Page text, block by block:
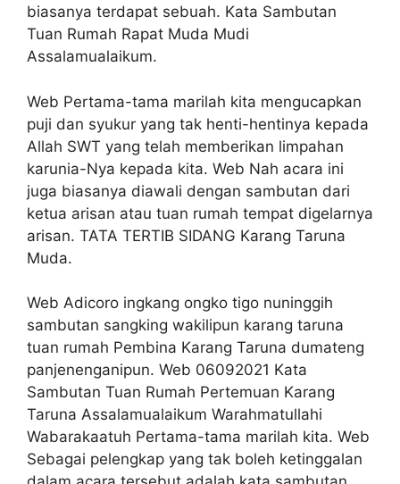
biasanya terdapat sebuah. Kata Sambutan
Tuan Rumah Rapat Muda Mudi
Assalamualaikum.
Web Pertama-tama marilah kita mengucapkan
puji dan syukur yang tak henti-hentinya kepada
Allah SWT yang telah memberikan limpahan
karunia-Nya kepada kita. Web Nah acara ini
juga biasanya diawali dengan sambutan dari
ketua arisan atau tuan rumah tempat digelarnya
arisan. TATA TERTIB SIDANG Karang Taruna
Muda.
Web Adicoro ingkang ongko tigo nuninggih
sambutan sangking wakilipun karang taruna
tuan rumah Pembina Karang Taruna dumateng
panjenenganipun. Web 06092021 Kata
Sambutan Tuan Rumah Pertemuan Karang
Taruna Assalamualaikum Warahmatullahi
Wabarakaatuh Pertama-tama marilah kita. Web
Sebagai pelengkap yang tak boleh ketinggalan